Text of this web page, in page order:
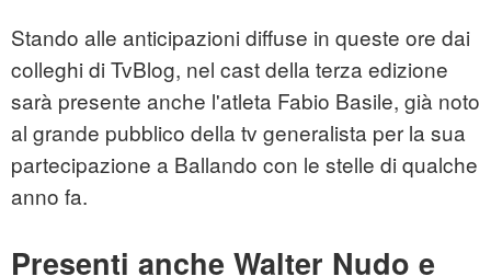
Stando alle anticipazioni diffuse in queste ore dai
colleghi di TvBlog, nel cast della terza edizione
sarà presente anche l'atleta Fabio Basile, già noto
al grande pubblico della tv generalista per la sua
partecipazione a Ballando con le stelle di qualche
anno fa.
Presenti anche Walter Nudo e